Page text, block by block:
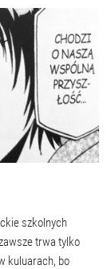
szkolnych
trwa tylko
kuluarach, bo